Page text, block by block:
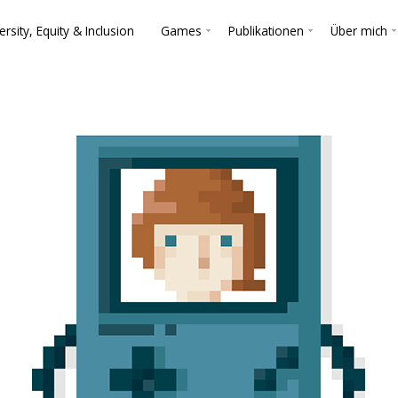
Equity & Inclusion Games Publikationen Über mich